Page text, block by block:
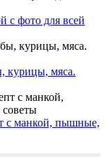
с фото для всей
курицы, мяса.
с манкой, пышные,